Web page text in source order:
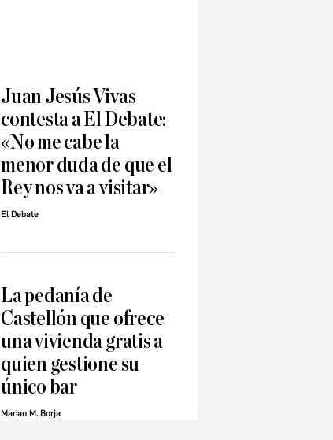
Juan Jesús Vivas
contesta a El Debate:
«No me cabe la
menor duda de que el
Rey nos va a visitar»
El Debate
La pedanía de
Castellón que ofrece
una vivienda gratis a
quien gestione su
único bar
Marian M. Borja